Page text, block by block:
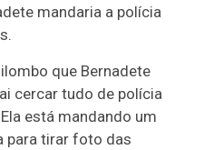
mandaria a polícia
que Bernadete
cercar tudo de polícia
está mandando um
para tirar foto das